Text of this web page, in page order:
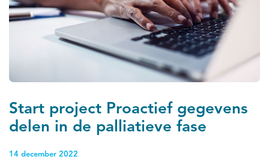
Start project Proactief gegevens
delen in de palliatieve fase
14 december 2022